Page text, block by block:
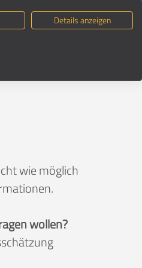
wie möglich
wollen?
Details anzeigen